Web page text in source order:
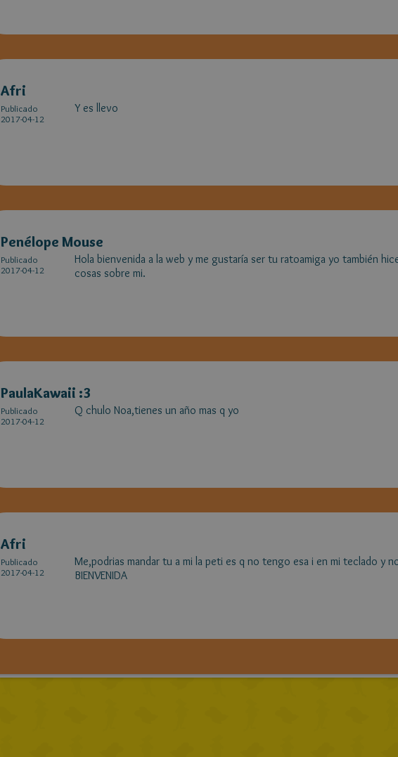
Afri
Publicado
2017-04-12
Y es llevo
Penélope Mouse
Publicado
2017-04-12
Hola bienvenida a la web y me gustaría ser tu ratoamiga yo también
cosas sobre mi.
PaulaKawaii :3
Publicado
2017-04-12
Q chulo Noa,tienes un año mas q yo
Afri
Publicado
2017-04-12
Me,podrias mandar tu a mi la peti es q no tengo esa i en mi teclado y
BIENVENIDA